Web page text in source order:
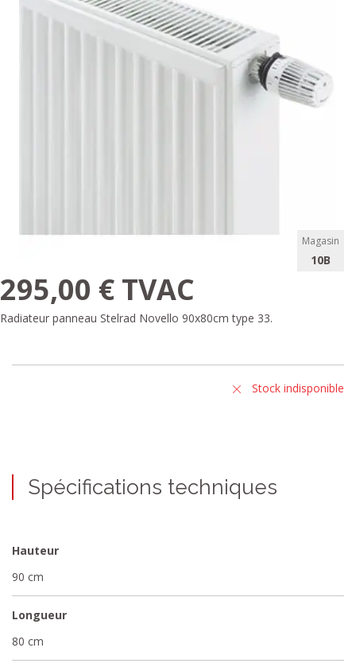
Magasin
10B
295,00 € TVAC
Radiateur panneau Stelrad Novello 90x80cm type 33.
Stock indisponible
Spécifications techniques
Hauteur
90 cm
Longueur
80 cm